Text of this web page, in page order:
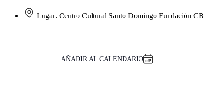
Lugar: Centro Cultural Santo Domingo Fundación CB
AÑADIR AL CALENDARIO